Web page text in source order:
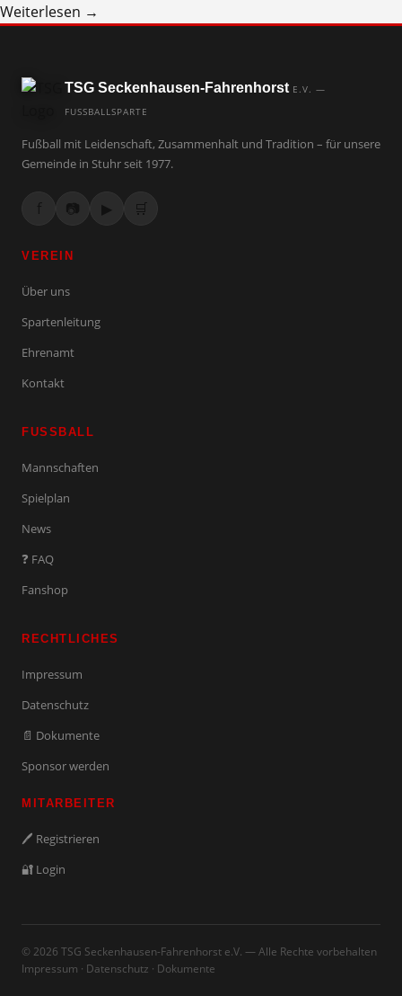
Weiterlesen →
TSG Seckenhausen-Fahrenhorst E.V. —
FUSSBALLSPARTE
Fußball mit Leidenschaft, Zusammenhalt und Tradition – für unsere
Gemeinde in Stuhr seit 1977.
f 📷 ▶ 🛒
VEREIN
Über uns
Spartenleitung
Ehrenamt
Kontakt
FUSSBALL
Mannschaften
Spielplan
News
❓ FAQ
Fanshop
RECHTLICHES
Impressum
Datenschutz
📄 Dokumente
Sponsor werden
MITARBEITER
🖊️ Registrieren
🔐 Login
© 2026 TSG Seckenhausen-Fahrenhorst e.V. — Alle Rechte vorbehalten
Impressum · Datenschutz · Dokumente